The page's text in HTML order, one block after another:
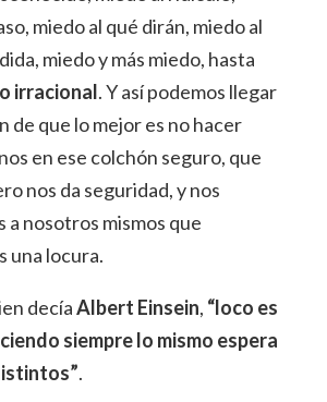
miedo al qué dirán, miedo al
miedo y más miedo, hasta
irracional. Y así podemos llegar
de que lo mejor es no hacer
en ese colchón seguro, que
nos da seguridad, y nos
a nosotros mismos que
una locura.
decíaAlbert Einsein, “loco es
siempre lo mismo espera
.